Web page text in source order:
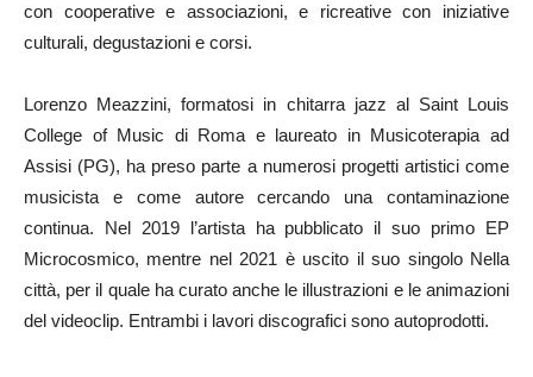
con cooperative e associazioni, e ricreative con iniziative
culturali, degustazioni e corsi.
Lorenzo Meazzini, formatosi in chitarra jazz al Saint Louis
College of Music di Roma e laureato in Musicoterapia ad
Assisi (PG), ha preso parte a numerosi progetti artistici come
musicista e come autore cercando una contaminazione
continua. Nel 2019 l’artista ha pubblicato il suo primo EP
Microcosmico, mentre nel 2021 è uscito il suo singolo Nella
città, per il quale ha curato anche le illustrazioni e le animazioni
del videoclip. Entrambi i lavori discografici sono autoprodotti.